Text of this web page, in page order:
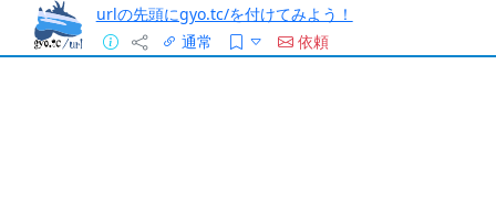
urlの先頭にgyo.tc/を付けてみよう！
通常
依頼